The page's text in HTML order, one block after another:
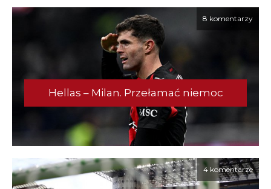
8 komentarzy
Hellas – Milan. Przełamać niemoc
4 komentarze